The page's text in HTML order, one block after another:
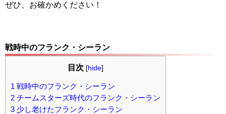
ぜひ、お確かめください！
戦時中のフランク・シーラン
目次 [hide]
1 戦時中のフランク・シーラン
2 チームスターズ時代のフランク・シーラン
3 少し老けたフランク・シーラン